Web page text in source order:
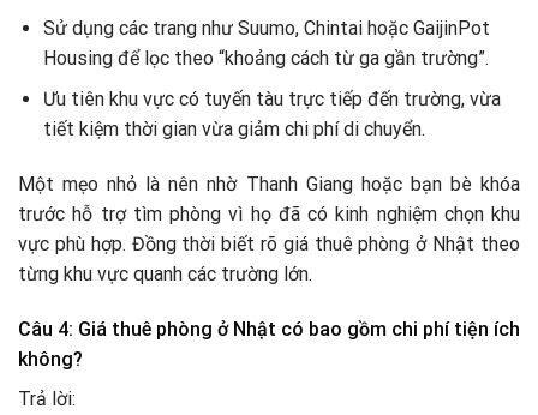
Sử dụng các trang như Suumo, Chintai hoặc GaijinPot
Housing để lọc theo “khoảng cách từ ga gần trường”.
Ưu tiên khu vực có tuyến tàu trực tiếp đến trường, vừa
tiết kiệm thời gian vừa giảm chi phí di chuyển.
Một mẹo nhỏ là nên nhờ Thanh Giang hoặc bạn bè khóa
trước hỗ trợ tìm phòng vì họ đã có kinh nghiệm chọn khu
vực phù hợp. Đồng thời biết rõ giá thuê phòng ở Nhật theo
từng khu vực quanh các trường lớn.
Câu 4: Giá thuê phòng ở Nhật có bao gồm chi phí tiện ích
không?
Trả lời: